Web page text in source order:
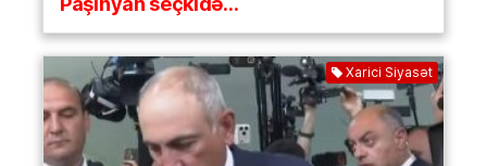
Xarici Siyasət